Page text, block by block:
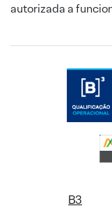
autorizada a
B3